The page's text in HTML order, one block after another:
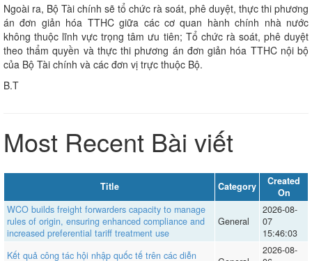
Ngoài ra, Bộ Tài chính sẽ tổ chức rà soát, phê duyệt, thực thi phương
án đơn giản hóa TTHC giữa các cơ quan hành chính nhà nước
không thuộc lĩnh vực trọng tâm ưu tiên; Tổ chức rà soát, phê duyệt
theo thẩm quyền và thực thi phương án đơn giản hóa TTHC nội bộ
của Bộ Tài chính và các đơn vị trực thuộc Bộ.
B.T
Most Recent Bài viết
Title Category
Created
On
WCO builds freight forwarders capacity to manage
rules of origin, ensuring enhanced compliance and
increased preferential tariff treatment use
General
2026-08-
07
15:46:03
Kết quả công tác hội nhập quốc tế trên các diễn
2026-08-